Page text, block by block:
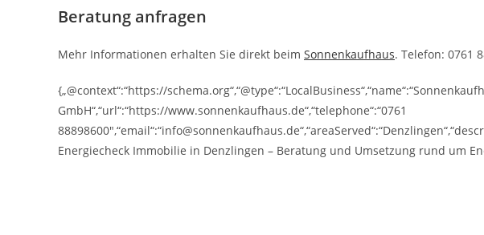
Beratung anfragen
Mehr Informationen erhalten Sie direkt beim Sonnenkaufhaus. Telefon: 0761
{„@context“:“https://
GmbH“,“url“:“https://www.sonnenkaufhaus.de“,“telephone“:“0761
Energiecheck Immobilie in Denzlingen – Beratung und Umsetzung rund um